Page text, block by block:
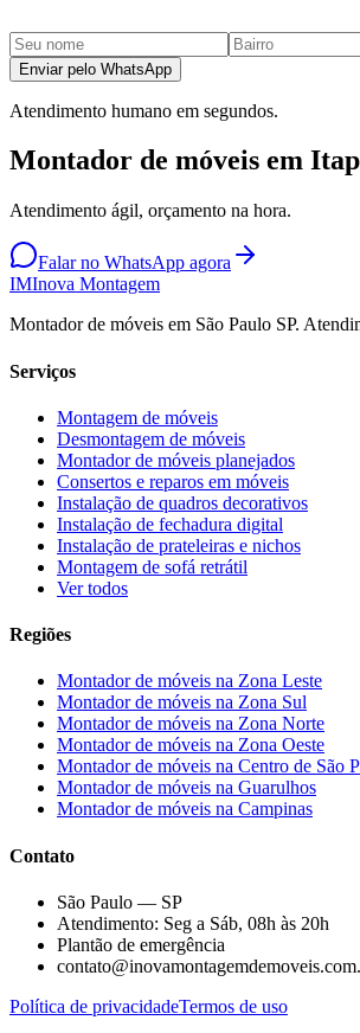
Enviar pelo WhatsApp
Atendimento humano em segundos.
Montador de móveis em
Atendimento ágil, orçamento na hora.
Falar no WhatsApp agora
IMInova Montagem
Montador de móveis em São Paulo SP.
Serviços
Montagem de móveis
Desmontagem de móveis
Montador de móveis planejados
Consertos e reparos em móveis
Instalação de quadros decorativos
Instalação de fechadura digital
Instalação de prateleiras e nichos
Montagem de sofá retrátil
Ver todos
Regiões
Montador de móveis na Zona Leste
Montador de móveis na Zona Sul
Montador de móveis na Zona Norte
Montador de móveis na Zona Oeste
Montador de móveis na Centro de São
Montador de móveis na Guarulhos
Montador de móveis na Campinas
Contato
São Paulo — SP
Atendimento: Seg a Sáb, 08h às 20h
Plantão de emergência
Política de privacidadeTermos de uso